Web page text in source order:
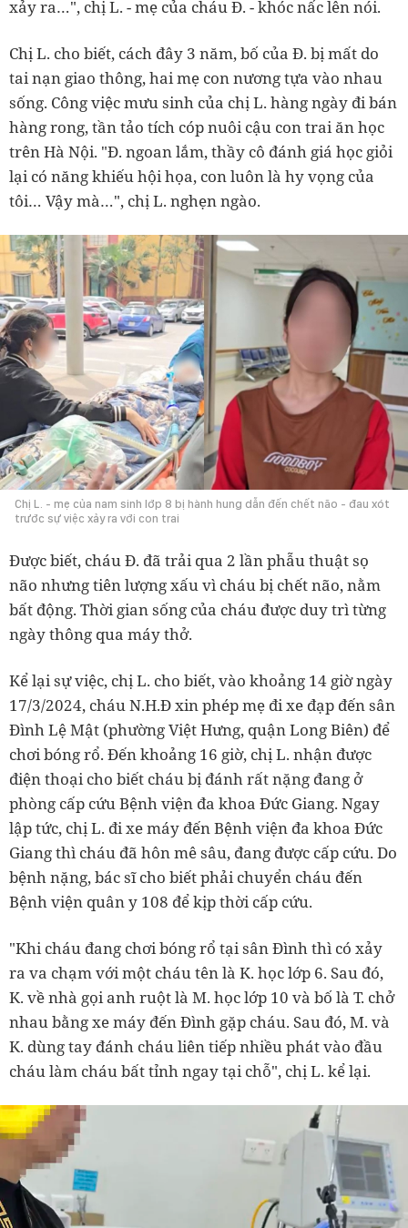
xảy ra…", chị L. - mẹ của cháu Đ. - khóc nấc lên nói.
Chị L. cho biết, cách đây 3 năm, bố của Đ. bị mất do
tai nạn giao thông, hai mẹ con nương tựa vào nhau
sống. Công việc mưu sinh của chị L. hàng ngày đi bán
hàng rong, tần tảo tích cóp nuôi cậu con trai ăn học
trên Hà Nội. "Đ. ngoan lắm, thầy cô đánh giá học giỏi
lại có năng khiếu hội họa, con luôn là hy vọng của
tôi… Vậy mà…", chị L. nghẹn ngào.
Chị L. - mẹ của nam sinh lớp 8 bị hành hung dẫn đến chết não - đau xót
trước sự việc xảy ra với con trai
Được biết, cháu Đ. đã trải qua 2 lần phẫu thuật sọ
não nhưng tiên lượng xấu vì cháu bị chết não, nằm
bất động. Thời gian sống của cháu được duy trì từng
ngày thông qua máy thở.
Kể lại sự việc, chị L. cho biết, vào khoảng 14 giờ ngày
17/3/2024, cháu N.H.Đ xin phép mẹ đi xe đạp đến sân
Đình Lệ Mật (phường Việt Hưng, quận Long Biên) để
chơi bóng rổ. Đến khoảng 16 giờ, chị L. nhận được
điện thoại cho biết cháu bị đánh rất nặng đang ở
phòng cấp cứu Bệnh viện đa khoa Đức Giang. Ngay
lập tức, chị L. đi xe máy đến Bệnh viện đa khoa Đức
Giang thì cháu đã hôn mê sâu, đang được cấp cứu. Do
bệnh nặng, bác sĩ cho biết phải chuyển cháu đến
Bệnh viện quân y 108 để kịp thời cấp cứu.
"Khi cháu đang chơi bóng rổ tại sân Đình thì có xảy
ra va chạm với một cháu tên là K. học lớp 6. Sau đó,
K. về nhà gọi anh ruột là M. học lớp 10 và bố là T. chở
nhau bằng xe máy đến Đình gặp cháu. Sau đó, M. và
K. dùng tay đánh cháu liên tiếp nhiều phát vào đầu
cháu làm cháu bất tỉnh ngay tại chỗ", chị L. kể lại.